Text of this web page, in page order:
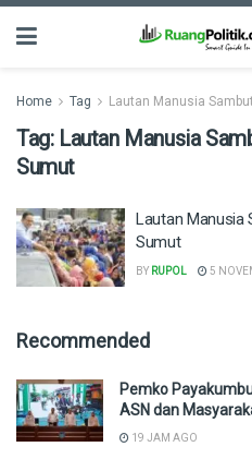
Home Tag Lautan Manusia
Tag: Lautan Manusia
Sumut
Lautan Manusia
Sumut
BY RUPOL 5
Recommended
Pemko
ASN dan
19 JAM AGO